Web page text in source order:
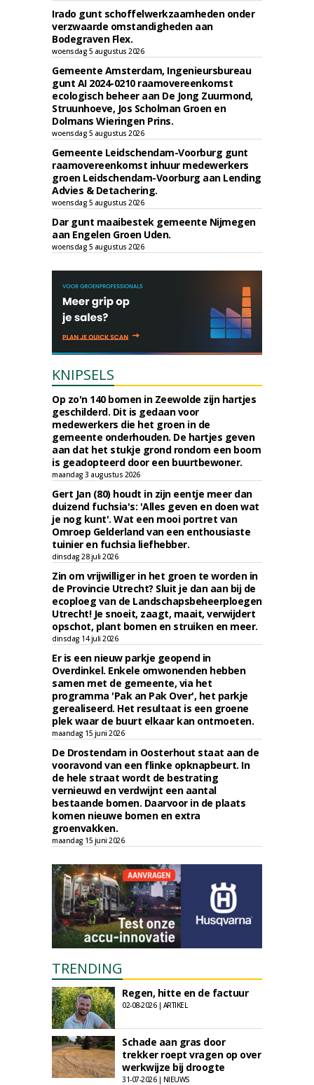
Irado gunt schoffelwerkzaamheden onder
verzwaarde omstandigheden aan
Bodegraven Flex.
woensdag 5 augustus 2026
Gemeente Amsterdam, Ingenieursbureau
gunt AI 2024-0210 raamovereenkomst
ecologisch beheer aan De Jong Zuurmond,
Struunhoeve, Jos Scholman Groen en
Dolmans Wieringen Prins.
woensdag 5 augustus 2026
Gemeente Leidschendam-Voorburg gunt
raamovereenkomst inhuur medewerkers
groen Leidschendam-Voorburg aan Lending
Advies & Detachering.
woensdag 5 augustus 2026
Dar gunt maaibestek gemeente Nijmegen
aan Engelen Groen Uden.
woensdag 5 augustus 2026
KNIPSELS
Op zo'n 140 bomen in Zeewolde zijn hartjes
geschilderd. Dit is gedaan voor
medewerkers die het groen in de
gemeente onderhouden. De hartjes geven
aan dat het stukje grond rondom een boom
is geadopteerd door een buurtbewoner.
maandag 3 augustus 2026
Gert Jan (80) houdt in zijn eentje meer dan
duizend fuchsia's: 'Alles geven en doen wat
je nog kunt'. Wat een mooi portret van
Omroep Gelderland van een enthousiaste
tuinier en fuchsia liefhebber.
dinsdag 28 juli 2026
Zin om vrijwilliger in het groen te worden in
de Provincie Utrecht? Sluit je dan aan bij de
ecoploeg van de Landschapsbeheerploegen
Utrecht! Je snoeit, zaagt, maait, verwijdert
opschot, plant bomen en struiken en meer.
dinsdag 14 juli 2026
Er is een nieuw parkje geopend in
Overdinkel. Enkele omwonenden hebben
samen met de gemeente, via het
programma 'Pak an Pak Over', het parkje
gerealiseerd. Het resultaat is een groene
plek waar de buurt elkaar kan ontmoeten.
maandag 15 juni 2026
De Drostendam in Oosterhout staat aan de
vooravond van een flinke opknapbeurt. In
de hele straat wordt de bestrating
vernieuwd en verdwijnt een aantal
bestaande bomen. Daarvoor in de plaats
komen nieuwe bomen en extra
groenvakken.
maandag 15 juni 2026
TRENDING
Regen, hitte en de factuur
02-08-2026 | ARTIKEL
Schade aan gras door
trekker roept vragen op over
werkwijze bij droogte
31-07-2026 | NIEUWS